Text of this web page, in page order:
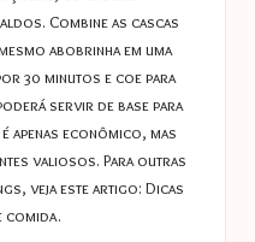
Combine as cascas
abobrinha em uma
30 minutos e coe para
servir de base para
apenas econômico, mas
valiosos. Para outras
veja este artigo: Dicas
comida.